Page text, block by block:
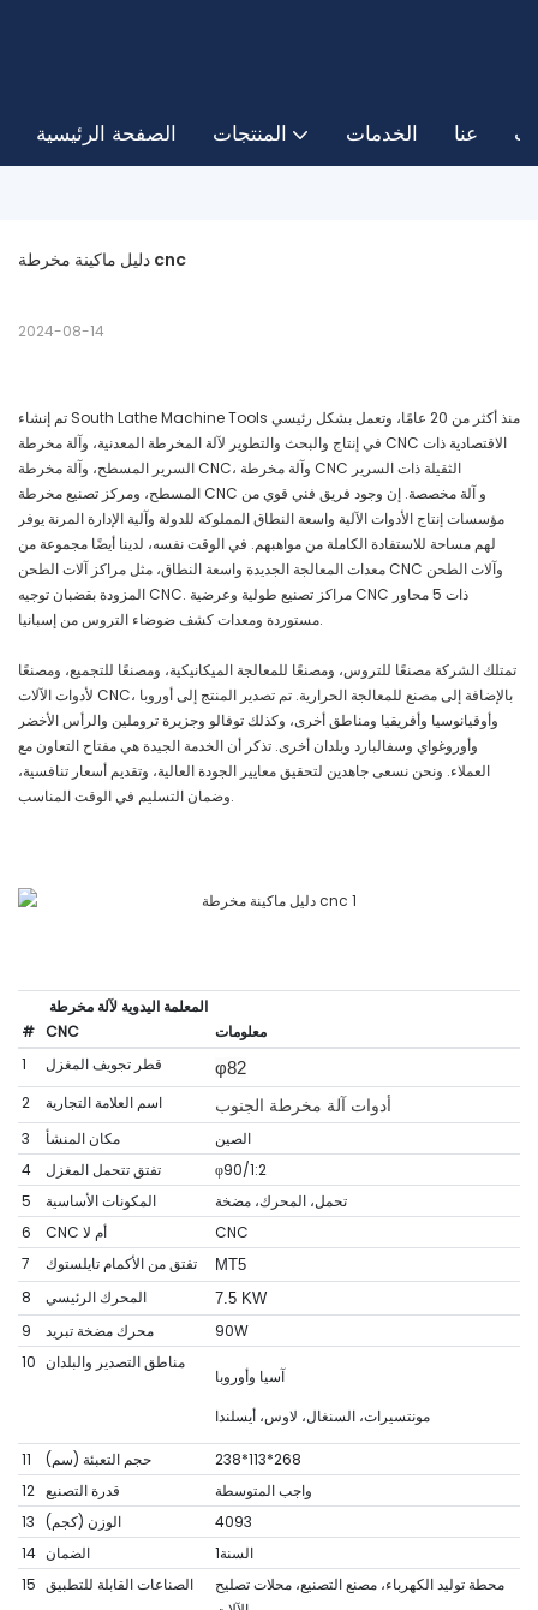
الصفحة الرئيسية المنتجات الخدمات عنا
دليل ماكينة مخرطة cnc
2024-08-14
تم إنشاء South Lathe Machine Tools منذ أكثر من 20 عامًا، وتعمل بشكل رئيسي
في إنتاج والبحث والتطوير لآلة المخرطة المعدنية، وآلة مخرطة CNC الاقتصادية ذات
السرير المسطح، وآلة مخرطة CNC، وآلة مخرطة CNC الثقيلة ذات السرير
المسطح، ومركز تصنيع مخرطة CNC و آلة مخصصة. إن وجود فريق فني قوي من
مؤسسات إنتاج الأدوات الآلية واسعة النطاق المملوكة للدولة وآلية الإدارة المرنة يوفر
لهم مساحة للاستفادة الكاملة من مواهبهم. في الوقت نفسه، لدينا أيضًا مجموعة من
معدات المعالجة الجديدة واسعة النطاق، مثل مراكز آلات الطحن CNC وآلات الطحن
المزودة بقضبان توجيه CNC. مراكز تصنيع طولية وعرضية CNC ذات 5 محاور
مستوردة ومعدات كشف ضوضاء التروس من إسبانيا.
تمتلك الشركة مصنعًا للتروس، ومصنعًا للمعالجة الميكانيكية، ومصنعًا للتجميع، ومصنعًا
لأدوات الآلات CNC، بالإضافة إلى مصنع للمعالجة الحرارية. تم تصدير المنتج إلى أوروبا
وأوقيانوسيا وأفريقيا ومناطق أخرى، وكذلك توفالو وجزيرة تروملين والرأس الأخضر
وأوروغواي وسفالبارد وبلدان أخرى. تذكر أن الخدمة الجيدة هي مفتاح التعاون مع
العملاء. ونحن نسعى جاهدين لتحقيق معايير الجودة العالية، وتقديم أسعار تنافسية،
وضمان التسليم في الوقت المناسب.
# CNC
معلومات
1
قطر تجويف المغزل
φ82
2
اسم العلامة التجارية أدوات آلة مخرطة الجنوب
3 مكان المنشأ
الصين
4
تفتق تتحمل المغزل
φ90/1:2
5
المكونات الأساسية
تحمل، المحرك، مضخة
6
CNC أم لا
CNC
7
تفتق من الأكمام تايلستوك MT5
8 المحرك الرئيسي 7.5 KW
9 محرك مضخة تبريد
90W
10 مناطق التصدير والبلدان
آسيا وأوروبا
مونتسيرات، السنغال، لاوس، أيسلندا
11 حجم التعبئة (سم)
238*113*268
12 قدرة التصنيع
واجب المتوسطة
13 الوزن (كجم)
4093
14 الضمان
السنة1
15 الصناعات القابلة للتطبيق
محطة توليد الكهرباء، مصنع التصنيع، محلات تصليح